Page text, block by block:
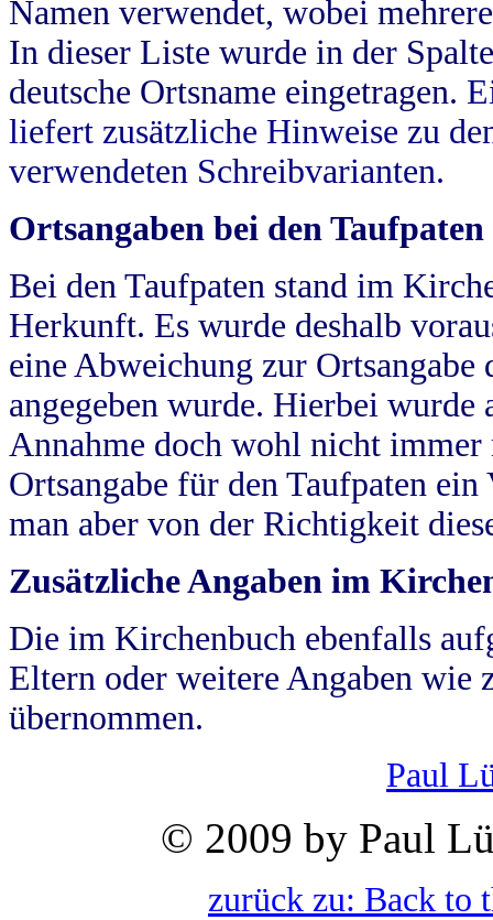
Namen verwendet, wobei
In dieser Liste wurde in der
deutsche Ortsname eingetragen.
liefert zusätzliche Hinweise zu
verwendeten Schreibvarianten.
Ortsangaben bei den Taufpaten
Bei den Taufpaten stand im
Herkunft. Es wurde deshalb
eine Abweichung zur
angegeben wurde. Hierbei wurde
Annahme doch wohl nicht
Ortsangabe für den Taufpaten
man aber von der Richtigkeit
Zusätzliche Angaben im
Die im Kirchenbuch ebenfalls
Eltern oder weitere Angaben wie
übernommen.
Paul
© 2009 by Paul
zurück zu: Back to